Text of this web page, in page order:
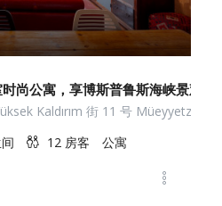
尚公寓，享博斯普鲁斯海峡景观
Kaldırım 街 11 号 Müeyyetzade
12 房客 公寓